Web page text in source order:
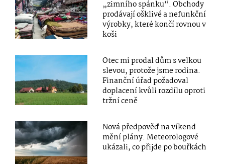
„zimního spánku“. Obchody
prodávají ošklivé a nefunkční
výrobky, které končí rovnou v
koši
Otec mi prodal dům s velkou
slevou, protože jsme rodina.
Finanční úřad požadoval
doplacení kvůli rozdílu oproti
tržní ceně
Nová předpověď na víkend
mění plány. Meteorologové
ukázali, co přijde po bouřkách